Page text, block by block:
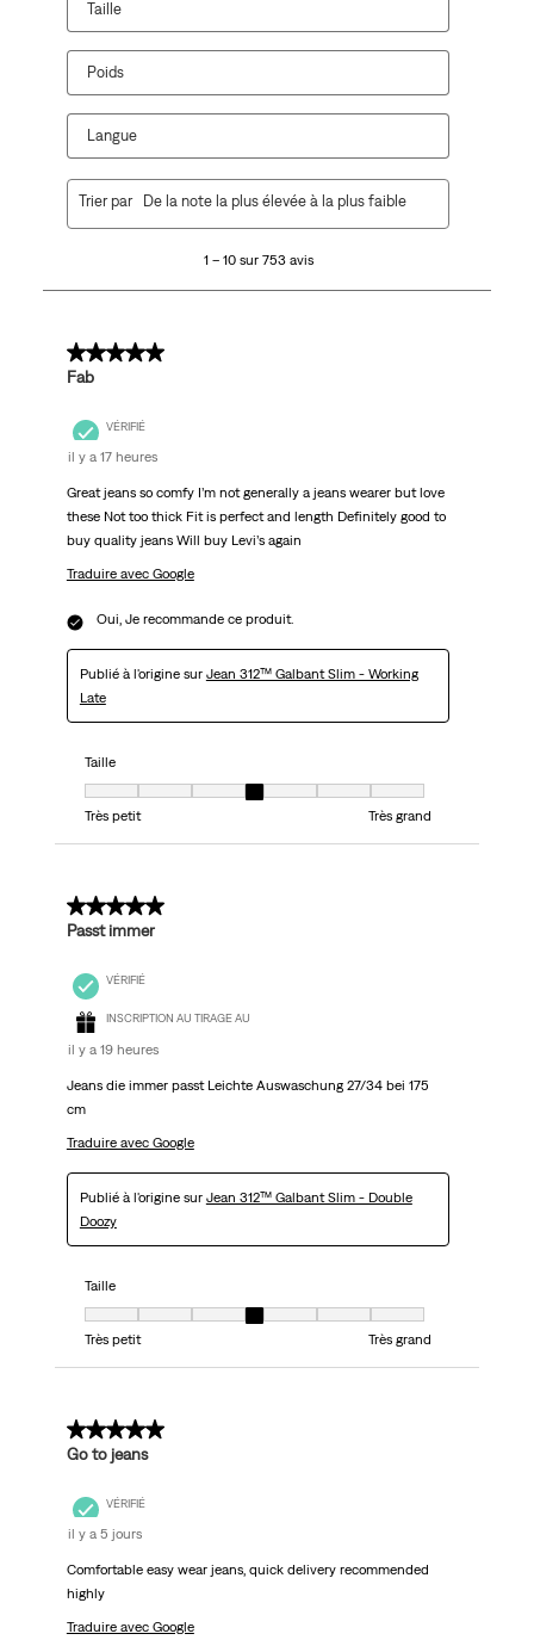
Taille
Poids
Langue
753
1 – 10 sur 753 avis
Trier par De la note la plus élevée à la plus faible
5 sur 5 étoiles.
Fab
VÉRIFIÉ
il y a 17 heures
Great jeans so comfy I’m not generally a jeans wearer but love
these Not too thick Fit is perfect and length Definitely good to
buy quality jeans Will buy Levi’s again
Traduire avec Google
Oui, Je recommande ce produit.
Publié à l'origine sur Jean 312™ Galbant Slim - Working
Late
Taille
Taille, 4 sur 7, où 1 est égal à Très petit et 7 est égal à Très grand
Très petit
Très grand
5 sur 5 étoiles.
Passt immer
VÉRIFIÉ
INSCRIPTION AU TIRAGE AU
il y a 19 heures
Jeans die immer passt Leichte Auswaschung 27/34 bei 175
cm
Traduire avec Google
Publié à l'origine sur Jean 312™ Galbant Slim - Double
Doozy
Taille
Taille, 4 sur 7, où 1 est égal à Très petit et 7 est égal à Très grand
Très petit
Très grand
5 sur 5 étoiles.
Go to jeans
VÉRIFIÉ
il y a 5 jours
Comfortable easy wear jeans, quick delivery recommended
highly
Traduire avec Google